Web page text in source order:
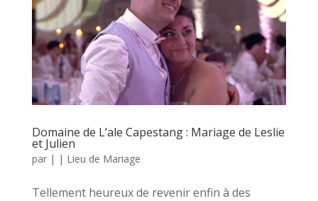
Domaine de L’ale Capestang : Mariage de Leslie
et Julien
par | | Lieu de Mariage
Tellement heureux de revenir enfin à des